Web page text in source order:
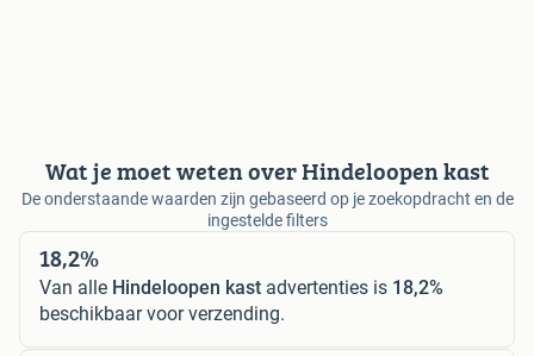
Wat je moet weten over Hindeloopen kast
De onderstaande waarden zijn gebaseerd op je zoekopdracht en de
ingestelde filters
18,2%
Van alle Hindeloopen kast advertenties is 18,2%
beschikbaar voor verzending.